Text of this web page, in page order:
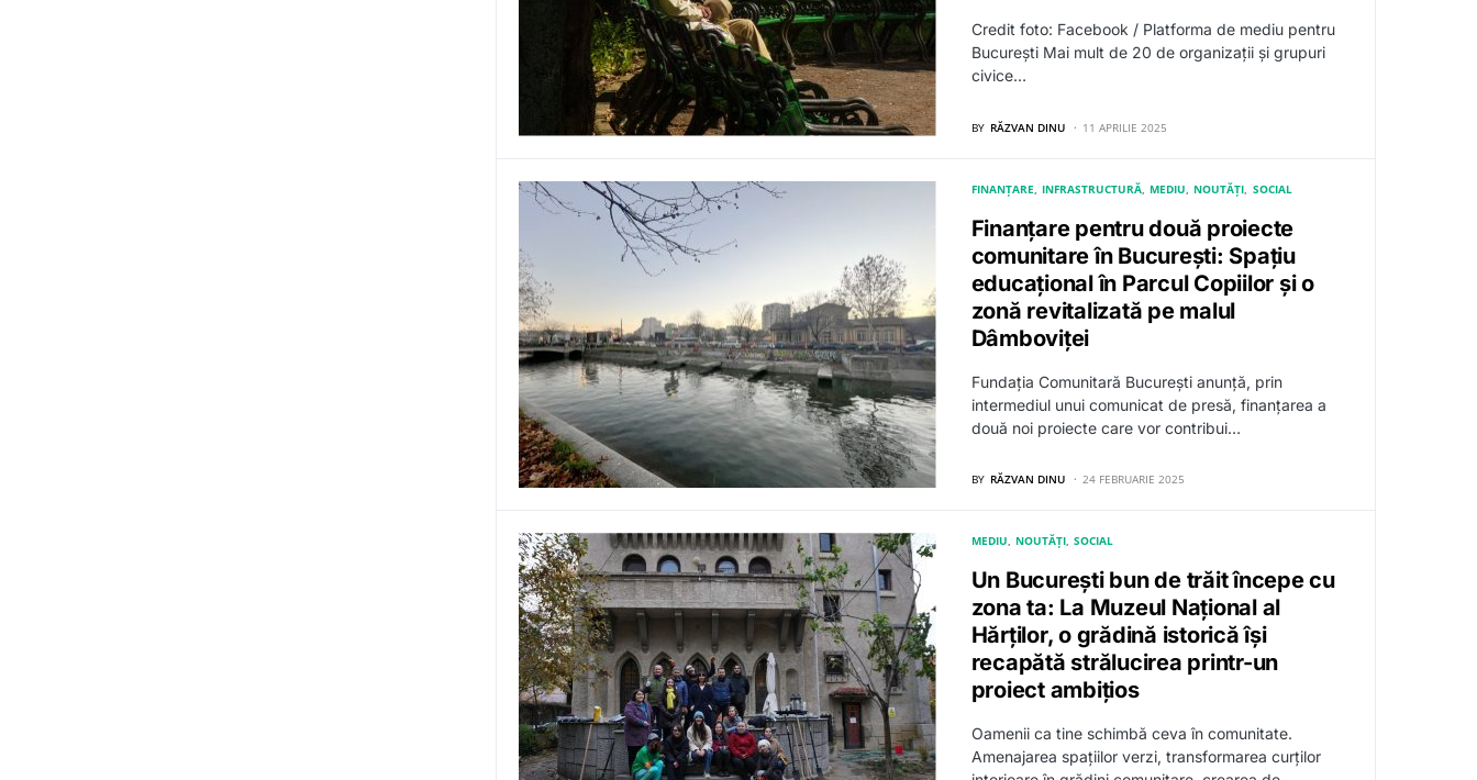
Credit foto: Facebook / Platforma de mediu pentru
București Mai mult de 20 de organizații și grupuri
civice…
BY RĂZVAN DINU 11 APRILIE 2025
FINANȚARE INFRASTRUCTURĂ MEDIU NOUTĂȚI SOCIAL
Finanțare pentru două proiecte
comunitare în București: Spațiu
educațional în Parcul Copiilor și o
zonă revitalizată pe malul
Dâmboviței
Fundația Comunitară București anunță, prin
intermediul unui comunicat de presă, finanțarea a
două noi proiecte care vor contribui…
BY RĂZVAN DINU 24 FEBRUARIE 2025
MEDIU NOUTĂȚI SOCIAL
Un București bun de trăit începe cu
zona ta: La Muzeul Național al
Hărților, o grădină istorică își
recapătă strălucirea printr-un
proiect ambițios
Oamenii ca tine schimbă ceva în comunitate.
Amenajarea spațiilor verzi, transformarea curților